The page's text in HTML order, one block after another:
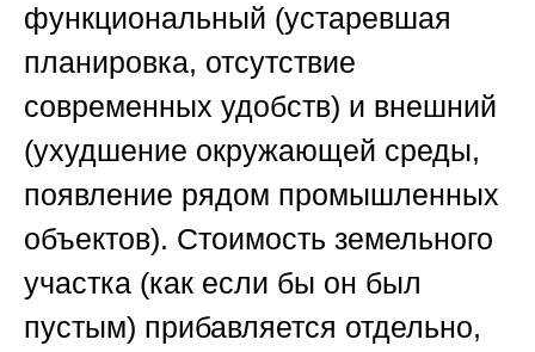
функциональный (устаревшая
планировка, отсутствие
современных удобств) и внешний
(ухудшение окружающей среды,
появление рядом промышленных
объектов). Стоимость земельного
участка (как если бы он был
пустым) прибавляется отдельно,